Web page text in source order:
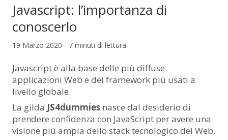
Javascript: l’importanza di
conoscerlo
19 Marzo 2020 - 7 minuti di lettura
Javascript è alla base delle più diffuse
applicazioni Web e dei framework più usati a
livello globale.
La gilda JS4dummies nasce dal desiderio di
prendere confidenza con JavaScript per avere una
visione più ampia dello stack tecnologico del Web.